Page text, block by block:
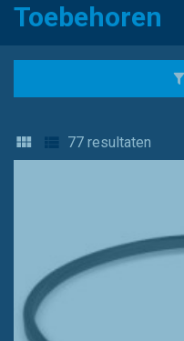
Toebehoren
77 resultaten